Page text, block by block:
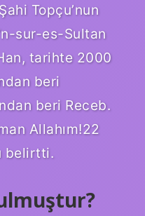
Topçu’nun
sur-es-Sultan
tarihte 2000
beri
beri Receb.
Allahım!22
belirtti.